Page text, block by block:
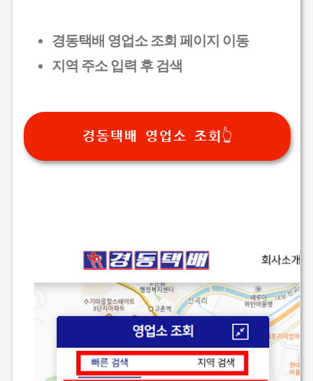
경동택배 영업소 조회 페이지 이동
지역 주소 입력 후 검색
경동택배 영업소 조회👆